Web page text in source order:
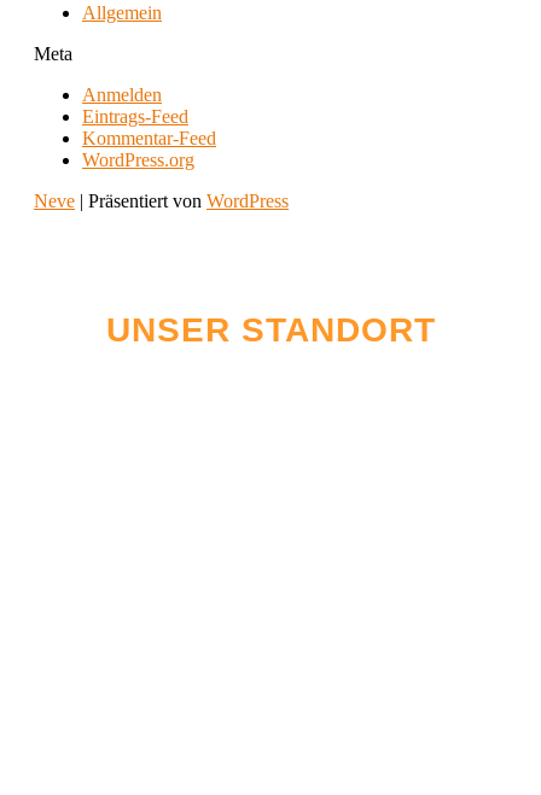
Allgemein
Meta
Anmelden
Eintrags-Feed
Kommentar-Feed
WordPress.org
Neve | Präsentiert von WordPress
UNSER STANDORT